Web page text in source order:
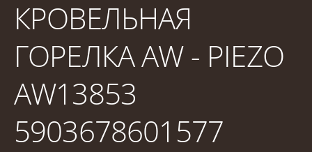
КРОВЕЛЬНАЯ
ГОРЕЛКА AW - PIEZO
AW13853
5903678601577